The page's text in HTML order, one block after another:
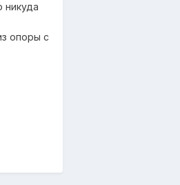
никуда
опоры с